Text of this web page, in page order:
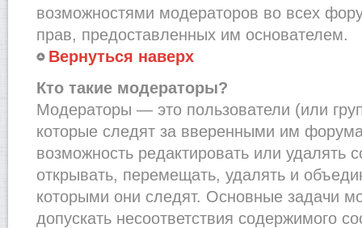
возможностями модераторов во всех
прав, предоставленных им основателем.
Вернуться наверх
Кто такие модераторы?
Модераторы — это пользователи (или
которые следят за вверенными им
возможность редактировать или удалять
открывать, перемещать, удалять и
которыми они следят. Основные задачи
допускать несоответствия содержимого